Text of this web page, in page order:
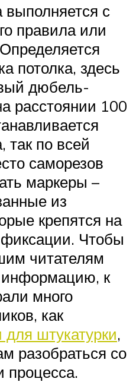
выполняется с
правила или
потолка, здесь
дюбель-
расстоянии 100
так по всей
саморезов
маркеры –
из
крепятся на
Чтобы
читателям
к
много
как
для штукатурки,
разобраться со
процесса.